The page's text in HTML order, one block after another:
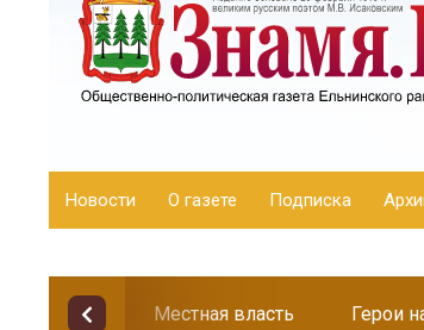
Новости О газете Подписка
Местная власть Герои